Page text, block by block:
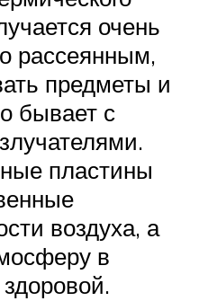
очень
рассеянным,
предметы и
бывает с
пластины
воздуха, а
в